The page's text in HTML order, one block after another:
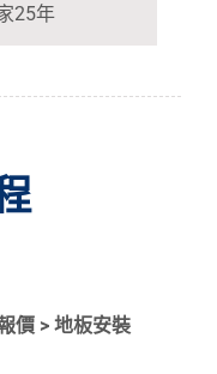
25年
價 > 地板安裝